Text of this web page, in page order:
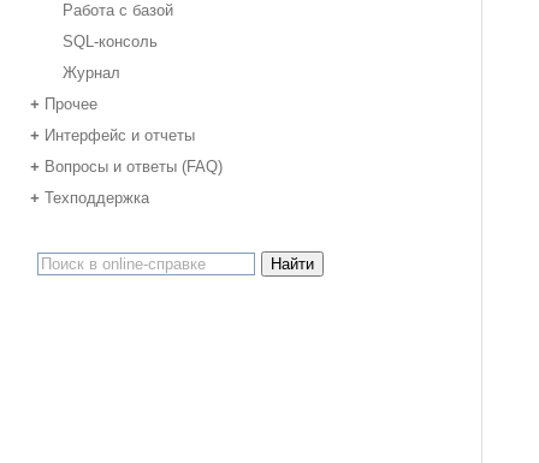
Работа с базой
SQL-консоль
Журнал
+ Прочее
+ Интерфейс и отчеты
+ Вопросы и ответы (FAQ)
+ Техподдержка